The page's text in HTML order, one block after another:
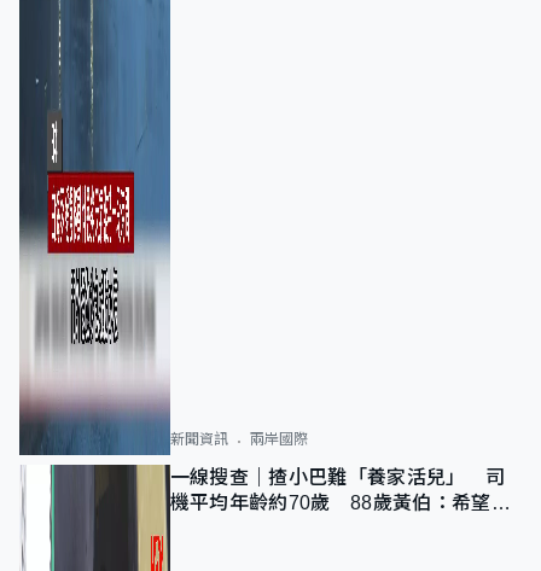
新聞資訊 兩岸國際
一線搜查｜揸小巴難「養家活兒」 司
機平均年齡約70歲 88歲黃伯：希望一